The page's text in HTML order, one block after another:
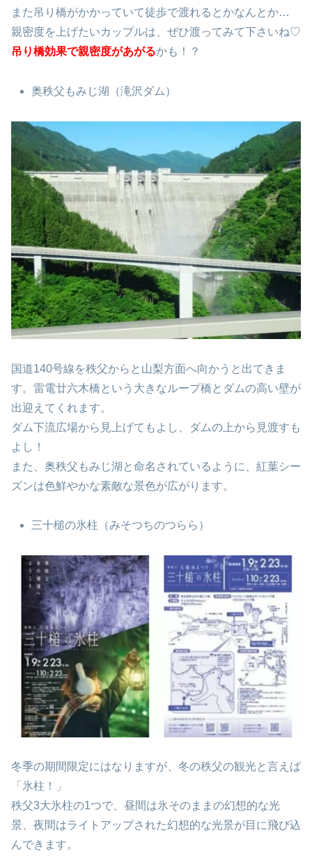
また吊り橋がかかっていて徒歩で渡れるとかなんとか…
親密度を上げたいカップルは、ぜひ渡ってみて下さいね♡
吊り橋効果で親密度があがるかも！？
奥秩父もみじ湖（滝沢ダム）
国道140号線を秩父からと山梨方面へ向かうと出てきま
す。雷電廿六木橋という大きなループ橋とダムの高い壁が
出迎えてくれます。
ダム下流広場から見上げてもよし、ダムの上から見渡すも
よし！
また、奥秩父もみじ湖と命名されているように、紅葉シー
ズンは色鮮やかな素敵な景色が広がります。
三十槌の氷柱（みそつちのつらら）
冬季の期間限定にはなりますが、冬の秩父の観光と言えば
「氷柱！」
秩父3大氷柱の1つで、昼間は氷そのままの幻想的な光
景、夜間はライトアップされた幻想的な光景が目に飛び込
んできます。